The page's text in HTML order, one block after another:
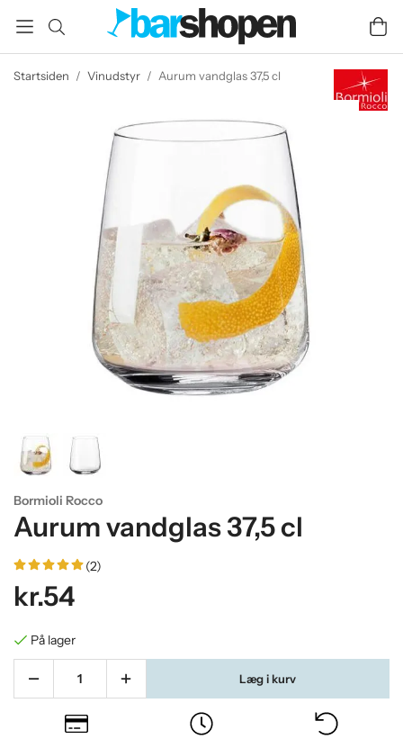
Startsiden / Vinudstyr / Aurum vandglas 37,5 cl
Bormioli Rocco
Aurum vandglas 37,5 cl
(2)
kr.54
På lager
Læg i kurv